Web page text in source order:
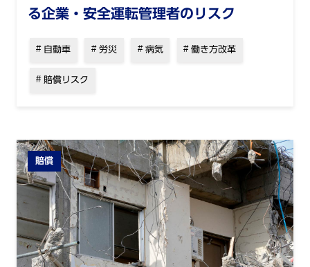
る企業・安全運転管理者のリスク
自動車 労災 病気 働き方改革
賠償リスク
賠償